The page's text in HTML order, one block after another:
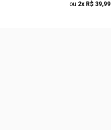
ou 2x R$ 39,99